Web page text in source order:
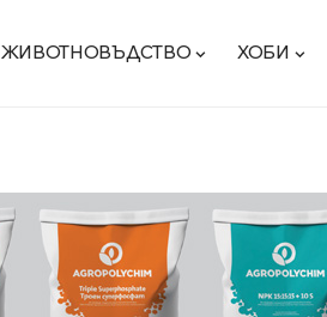
ЖИВОТНОВЪДСТВО ХОБИ